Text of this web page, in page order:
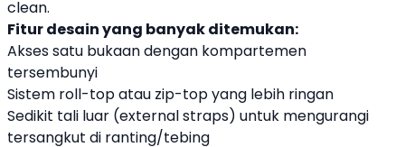
clean.
Fitur desain yang banyak ditemukan:
Akses satu bukaan dengan kompartemen
tersembunyi
Sistem roll-top atau zip-top yang lebih ringan
Sedikit tali luar (external straps) untuk mengurangi
tersangkut di ranting/tebing